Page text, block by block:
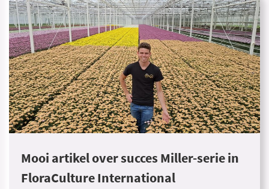
Mooi artikel over succes Miller-serie in
FloraCulture International